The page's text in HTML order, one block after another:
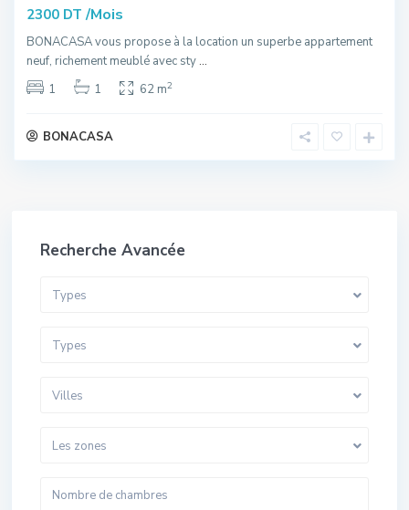
2300 DT /Mois
BONACASA vous propose à la location un superbe appartement
neuf, richement meublé avec sty...
1
1 62 m2
BONACASA
Recherche Avancée
Types
Types
Villes
Les zones